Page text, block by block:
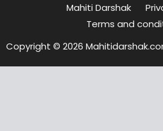
Mahiti Darshak
Terms and
Copyright © 2026